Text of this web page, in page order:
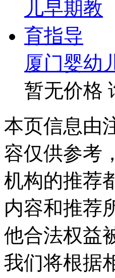
厦门婴幼
暂无价格
本页信息由
容仅供参考
机构的推荐
内容和推荐
他合法权益
我们将根据